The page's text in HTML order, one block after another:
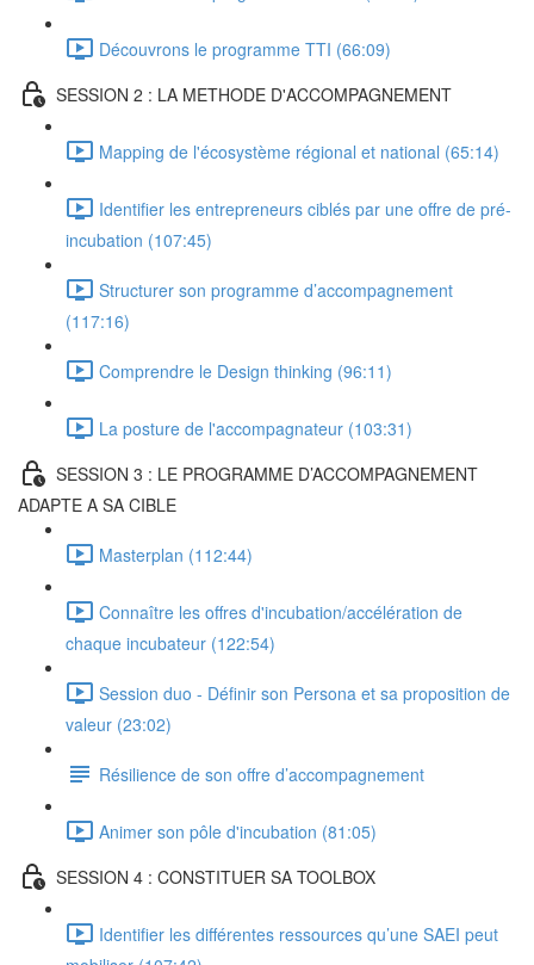
Découvrons le programme TTI (66:09)
SESSION 2 : LA METHODE D'ACCOMPAGNEMENT
Mapping de l'écosystème régional et national (65:14)
Identifier les entrepreneurs ciblés par une offre de pré-
incubation (107:45)
Structurer son programme d’accompagnement
(117:16)
Comprendre le Design thinking (96:11)
La posture de l'accompagnateur (103:31)
SESSION 3 : LE PROGRAMME D’ACCOMPAGNEMENT
ADAPTE A SA CIBLE
Masterplan (112:44)
Connaître les offres d'incubation/accélération de
chaque incubateur (122:54)
Session duo - Définir son Persona et sa proposition de
valeur (23:02)
Résilience de son offre d’accompagnement
Animer son pôle d'incubation (81:05)
SESSION 4 : CONSTITUER SA TOOLBOX
Identifier les différentes ressources qu’une SAEI peut